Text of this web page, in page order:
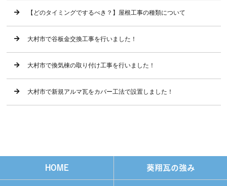
【どのタイミングでするべき？】屋根工事の種類について
大村市で谷板金交換工事を行いました！
大村市で換気棟の取り付け工事を行いました！
大村市で新規アルマ瓦をカバー工法で設置しました！
HOME 葵翔瓦の強み